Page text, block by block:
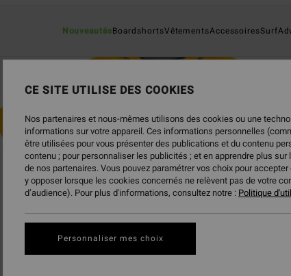
NouveautésBoardshortsVêtementsAccessoiresSurf
CE SITE UTILISE DES COOKIES
Nos partenaires et nous-mêmes utilisons des cookies ou une
informations sur votre appareil. Ces informations personnelles
être utilisées pour vous présenter des publications et du contenu
contenu ; pour personnaliser les publicités ; et en apprendre plus
de nos partenaires. Vous pouvez paramétrer vos choix pour
y opposer lorsque les cookies concernés ne relèvent pas de votre
d’audience). Pour plus d'informations, consultez notre : Politique
Personnaliser mes choix